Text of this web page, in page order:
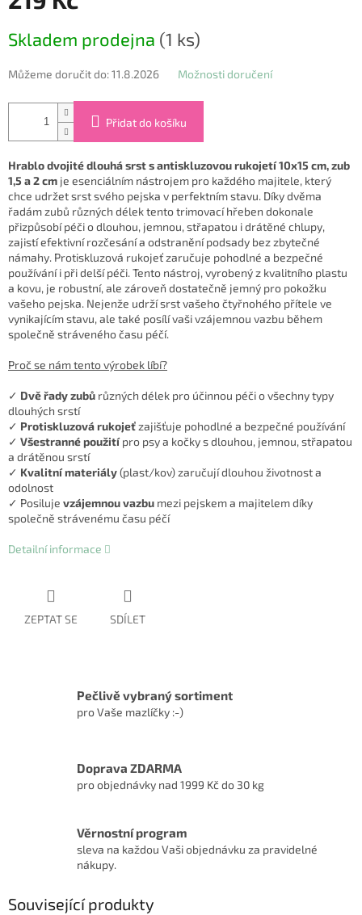
cena:
Skladem prodejna (1 ks)
Můžeme doručit do:11.8.2026 Možnosti doručení
Přidat do košíku
Hrablo dvojité dlouhá srst s antiskluzovou rukojetí 10x15 cm, zub
1,5 a 2 cm je esenciálním nástrojem pro každého majitele, který
chce udržet srst svého pejska v perfektním stavu. Díky dvěma
řadám zubů různých délek tento trimovací hřeben dokonale
přizpůsobí péči o dlouhou, jemnou, střapatou i drátěné chlupy,
zajistí efektivní rozčesání a odstranění podsady bez zbytečné
námahy. Protiskluzová rukojeť zaručuje pohodlné a bezpečné
používání i při delší péči. Tento nástroj, vyrobený z kvalitního plastu
a kovu, je robustní, ale zároveň dostatečně jemný pro pokožku
vašeho pejska. Nejenže udrží srst vašeho čtyřnohého přítele ve
vynikajícím stavu, ale také posílí vaši vzájemnou vazbu během
společně stráveného času péčí.
Proč se nám tento výrobek líbí?
✓ Dvě řady zubů různých délek pro účinnou péči o všechny typy
dlouhých srstí
✓ Protiskluzová rukojeťzajišťuje pohodlné a bezpečné používání
✓ Všestranné použitípro psy a kočky s dlouhou, jemnou, střapatou
a drátěnou srstí
✓ Kvalitní materiály(plast/kov) zaručují dlouhou životnost a
odolnost
✓ Posiluje vzájemnou vazbu mezi pejskem a majitelem díky
společně strávenému času péčí
Detailní informace
ZEPTAT SE SDÍLET
Pečlivě vybraný sortiment
pro Vaše mazlíčky :-)
Doprava ZDARMA
pro objednávky nad 1999 Kč do 30 kg
Věrnostní program
sleva na každou Vaši objednávku za pravidelné
nákupy.
Související produkty